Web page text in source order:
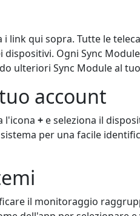
qui sopra. Tutte le
Ogni Sync
ulteriori Sync Module al
account
l'icona + e seleziona il
per una facile
il monitoraggio